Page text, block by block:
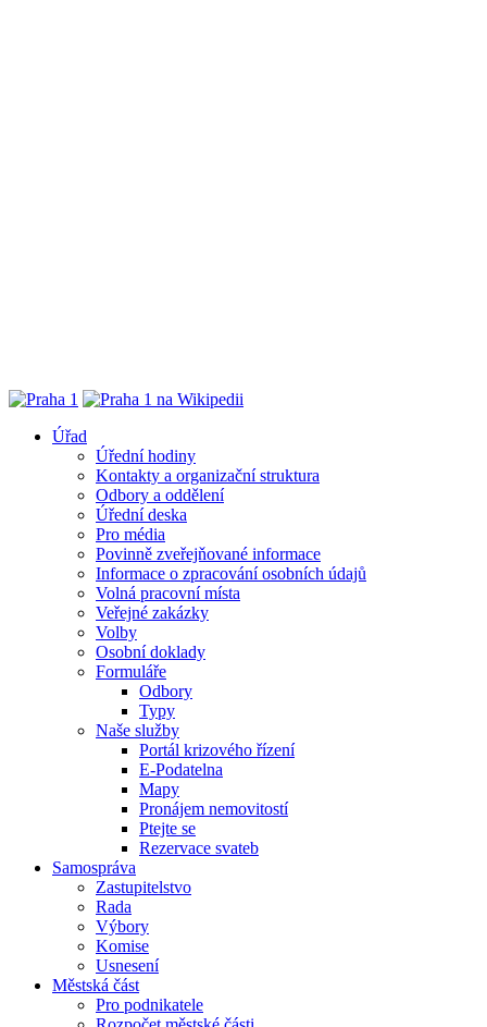
Úřad
Úřední hodiny
Kontakty a organizační struktura
Odbory a oddělení
Úřední deska
Pro média
Povinně zveřejňované informace
Informace o zpracování osobních údajů
Volná pracovní místa
Veřejné zakázky
Volby
Osobní doklady
Formuláře
Odbory
Typy
Naše služby
Portál krizového řízení
E-Podatelna
Mapy
Pronájem nemovitostí
Ptejte se
Rezervace svateb
Samospráva
Zastupitelstvo
Rada
Výbory
Komise
Usnesení
Městská část
Pro podnikatele